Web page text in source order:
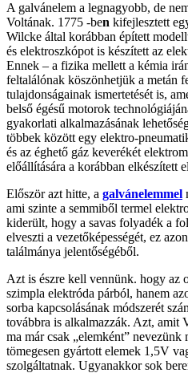
A galvánelem a legnagyobb, de
Voltának. 1775 -ben kifejlesztett
Wilcke által korábban épített
és elektroszkópot is készített az
Ennek – a fizika mellett a kémia
feltalálónak köszönhetjük a metán
tulajdonságainak ismertetését is,
belső égésű motorok
gyakorlati alkalmazásának
többek között egy elektro-
és az éghető gáz keverékét
előállítására a korábban elkészített
Először azt hitte, a galvánelemmel
ami szinte a semmiből termel
kiderült, hogy a savas folyadék a
elveszti a vezetőképességét, ez
találmánya jelentőségéből.
Azt is észre kell vennünk. hogy az
szimpla elektróda párból, hanem
sorba kapcsolásának módszerét
továbbra is alkalmazzák. Azt, amit
ma már csak „elemként” nevezünk
tömegesen gyártott elemek 1,5V
szolgáltatnak. Ugyanakkor sok